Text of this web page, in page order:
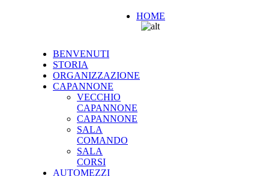
BENVENUTI
STORIA
ORGANIZZAZIONE
CAPANNONE
VECCHIO
CAPANNONE
CAPANNONE
SALA
COMANDO
SALA
CORSI
AUTOMEZZI
HOME